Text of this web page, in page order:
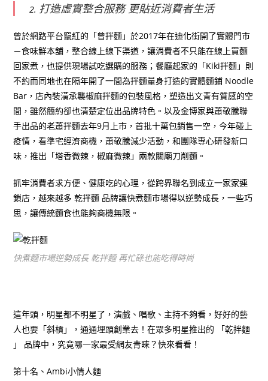
打造虛實整合服務 更貼近消費者生活
曾於網路平台竄紅的「曾拌麵」於2017年在迪化街開了實體門市
－食味鮮本舖，整合線上線下渠道，讓消費者不只能在線上買麵
回家煮，也提供現場試吃選購的服務；餐廳起家的「Kiki拌麵」則
不約而同地也在隔年開了一間為拌麵量身打造的實體麵鋪 Noodle
Bar，店內裝潢承襲椒麻拌麵的包裝風格，塑造出文青有質感的空
間，雖然簡約卻也清楚定位出品牌特色。以及金博家與蕭敬騰聯
手出品的老蕭拌麵去年9月上市，首批十萬包銷售一空，今年碰上
疫情，看準宅經濟商機，蕭敬騰減少活動，和團隊專心研發新口
味，推出「塔香微辣，椒麻微辣」兩款關廟刀削麵。
抓牢消費者求方便、健康吃的心理，從跨界聯名到成立一家家連
鎖店，越來越多 乾拌麵 品牌讓快煮麵市場得以逆勢成長，一些巧
思，讓傳統麵食也能夠商機無限。
快煮麵市場逆勢成長 乾拌麵 再忙碌也能吃得時尚
這年頭，明星都不明星了，演戲、唱歌、主持不夠看，好好的藝
人也要「斜槓」，通通埋頭創業去！在眾多明星推出的 「乾拌麵
」 品牌中，究竟哪一家最受網友青睞？快來看看！
第十名、Ambi小情人麵